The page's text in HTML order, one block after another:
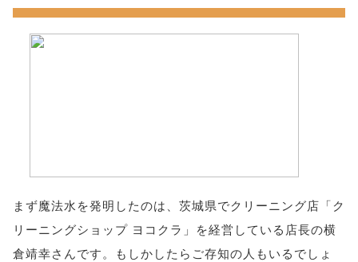
まず魔法水を発明したのは、茨城県でクリーニング店「ク
リーニングショップ ヨコクラ」を経営している店長の横
倉靖幸さんです。もしかしたらご存知の人もいるでしょ